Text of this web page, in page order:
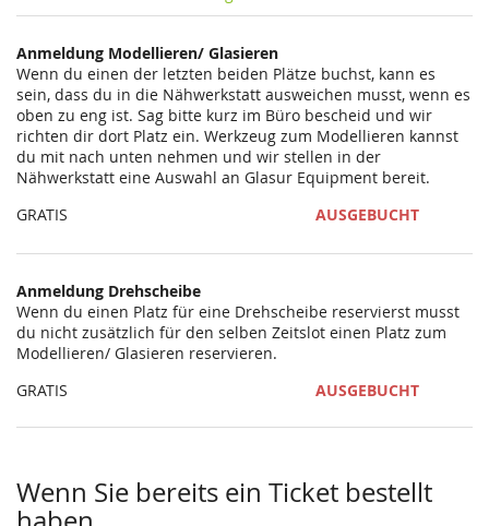
statt?
Anmeldung Modellieren/ Glasieren
Wenn du einen der letzten beiden Plätze buchst, kann es
sein, dass du in die Nähwerkstatt ausweichen musst, wenn es
oben zu eng ist. Sag bitte kurz im Büro bescheid und wir
richten dir dort Platz ein. Werkzeug zum Modellieren kannst
du mit nach unten nehmen und wir stellen in der
Nähwerkstatt eine Auswahl an Glasur Equipment bereit.
GRATIS
AUSGEBUCHT
Anmeldung Drehscheibe
Wenn du einen Platz für eine Drehscheibe reservierst musst
du nicht zusätzlich für den selben Zeitslot einen Platz zum
Modellieren/ Glasieren reservieren.
GRATIS
AUSGEBUCHT
Wenn Sie bereits ein Ticket bestellt